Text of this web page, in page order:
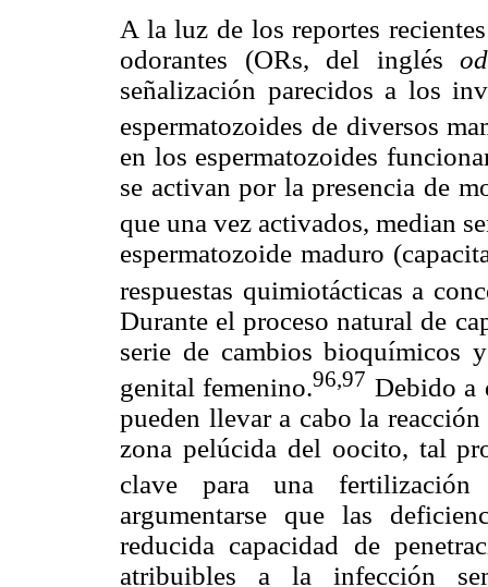
A la luz de los reportes
odorantes (ORs, del inglés
señalización parecidos a los
espermatozoides de diversos
en los espermatozoides
se activan por la presencia de
que una vez activados, median
espermatozoide maduro
respuestas quimiotácticas a
Durante el proceso natural de
serie de cambios bioquímicos
genital femenino.96,97 Debido a
pueden llevar a cabo la
zona pelúcida del oocito, tal
clave para una fertilización
argumentarse que las
reducida capacidad de
atribuibles a la infección